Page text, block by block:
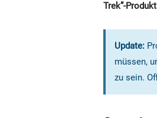
Trek”-
Update:
müssen,
zu sein.